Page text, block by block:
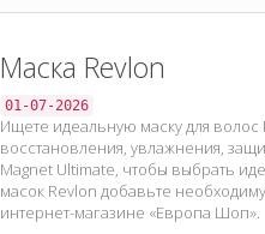
Маска Revlon
01-07-2026
Ищете идеальную маску для
восстановления, увлажнения,
Magnet Ultimate, чтобы выбрать
масок Revlon добавьте
интернет-магазине «Европа Шоп».